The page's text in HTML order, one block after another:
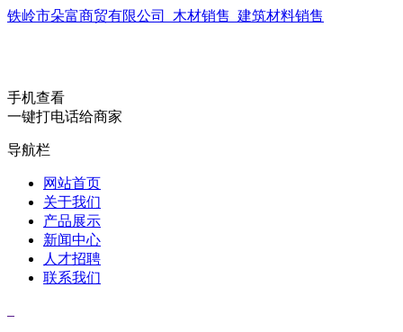
铁岭市朵富商贸有限公司_木材销售_建筑材料销售
手机查看
一键打电话给商家
导航栏
网站首页
关于我们
产品展示
新闻中心
人才招聘
联系我们